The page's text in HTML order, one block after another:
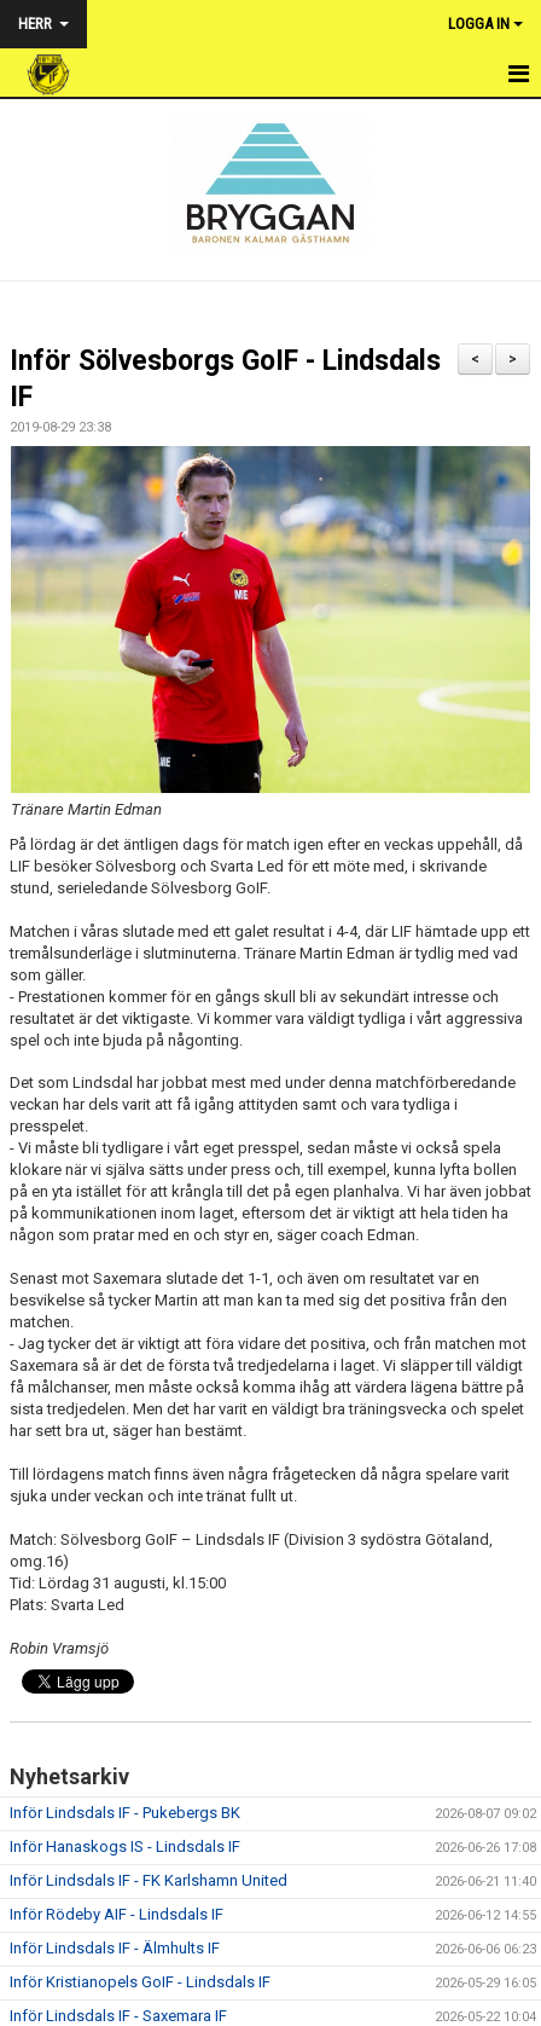
HERR LOGGA IN
BILDGALLERI
DOKUMENT
KONTAKT
>
<
Inför Sölvesborgs GoIF - Lindsdals
IF
2019-08-29 23:38
Tränare Martin Edman
På lördag är det äntligen dags för match igen efter en veckas uppehåll, då
LIF besöker Sölvesborg och Svarta Led för ett möte med, i skrivande
stund, serieledande Sölvesborg GoIF.
Matchen i våras slutade med ett galet resultat i 4-4, där LIF hämtade upp ett
tremålsunderläge i slutminuterna. Tränare Martin Edman är tydlig med vad
som gäller.
- Prestationen kommer för en gångs skull bli av sekundärt intresse och
resultatet är det viktigaste. Vi kommer vara väldigt tydliga i vårt aggressiva
spel och inte bjuda på någonting.
Det som Lindsdal har jobbat mest med under denna matchförberedande
veckan har dels varit att få igång attityden samt och vara tydliga i
presspelet.
- Vi måste bli tydligare i vårt eget presspel, sedan måste vi också spela
klokare när vi själva sätts under press och, till exempel, kunna lyfta bollen
på en yta istället för att krångla till det på egen planhalva. Vi har även jobbat
på kommunikationen inom laget, eftersom det är viktigt att hela tiden ha
någon som pratar med en och styr en, säger coach Edman.
Senast mot Saxemara slutade det 1-1, och även om resultatet var en
besvikelse så tycker Martin att man kan ta med sig det positiva från den
matchen.
- Jag tycker det är viktigt att föra vidare det positiva, och från matchen mot
Saxemara så är det de första två tredjedelarna i laget. Vi släpper till väldigt
få målchanser, men måste också komma ihåg att värdera lägena bättre på
sista tredjedelen. Men det har varit en väldigt bra träningsvecka och spelet
har sett bra ut, säger han bestämt.
Till lördagens match finns även några frågetecken då några spelare varit
sjuka under veckan och inte tränat fullt ut.
Match: Sölvesborg GoIF – Lindsdals IF (Division 3 sydöstra Götaland,
omg.16)
Tid: Lördag 31 augusti, kl.15:00
Plats: Svarta Led
Robin Vramsjö
Nyhetsarkiv
Inför Lindsdals IF - Pukebergs BK 2026-08-07 09:02
Inför Hanaskogs IS - Lindsdals IF 2026-06-26 17:08
Inför Lindsdals IF - FK Karlshamn United 2026-06-21 11:40
Inför Rödeby AIF - Lindsdals IF 2026-06-12 14:55
Inför Lindsdals IF - Älmhults IF 2026-06-06 06:23
Inför Kristianopels GoIF - Lindsdals IF 2026-05-29 16:05
Inför Lindsdals IF - Saxemara IF 2026-05-22 10:04